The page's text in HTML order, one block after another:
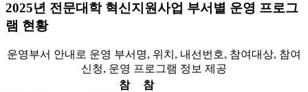
2025년 전문대학 혁신지원사업 부서별 운영 프로그
램 현황
운영부서 안내로 운영 부서명, 위치, 내선번호, 참여대상, 참여
신청, 운영 프로그램 정보 제공
참
참